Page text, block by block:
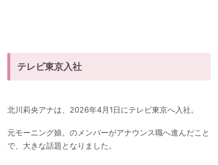
テレビ東京入社
北川莉央アナは、2026年4月1日にテレビ東京へ入社。
元モーニング娘。のメンバーがアナウンス職へ進んだこと
で、大きな話題となりました。